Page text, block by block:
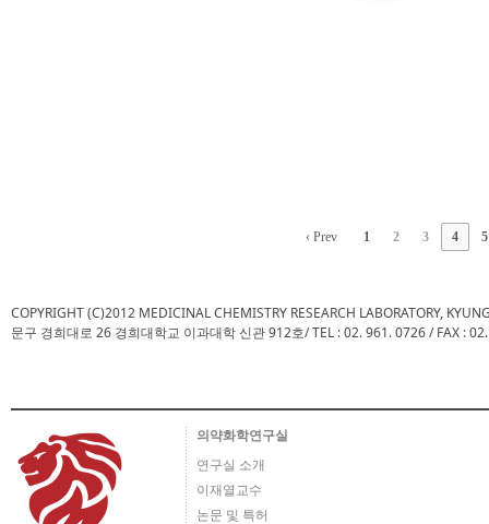
‹ Prev 1 2 3 4 5
COPYRIGHT (C)2012 MEDICINAL CHEMISTRY RESEARCH LABORATORY,
문구 경희대로 26 경희대학교 이과대학 신관 912호/ TEL : 02. 961. 0726 / FAX :
의약화학연구실
연구실 소개
이재열교수
논문 및 특허